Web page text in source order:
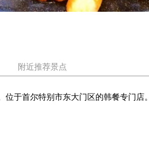
附近推荐景点
于首尔特别市东大门区的韩餐专门店。